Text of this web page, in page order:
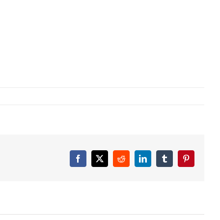
Facebook
X RedditLinkedInTumblrPinterest